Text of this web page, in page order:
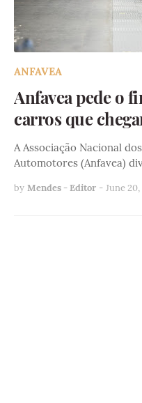
ANFAVEA
Anfavea pede o
carros que
A Associação Nacional
Automotores (Anfavea)
by Mendes - Editor - June